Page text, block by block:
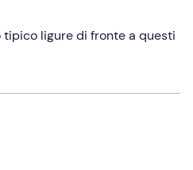
ligure di fronte a questi